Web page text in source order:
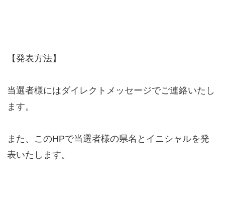
【発表方法】
当選者様にはダイレクトメッセージでご連絡いたし
ます。
また、このHPで当選者様の県名とイニシャルを発
表いたします。